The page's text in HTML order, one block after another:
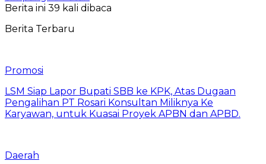
Berita ini 39 kali dibaca
Berita Terbaru
Promosi
LSM Siap Lapor Bupati SBB ke KPK, Atas Dugaan
Pengalihan PT Rosari Konsultan Miliknya Ke
Karyawan, untuk Kuasai Proyek APBN dan APBD.
Daerah